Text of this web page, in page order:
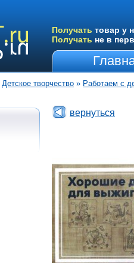
Получать товар у
Получать не в
Детское творчество » Работаем с
вернуться